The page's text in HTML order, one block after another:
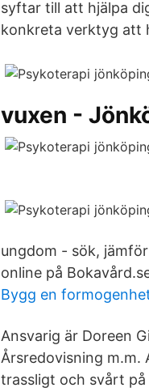
syftar till att hjälpa
konkreta verktyg att
vuxen -
ungdom - sök,
online på
Bygg en
Ansvarig är Doreen
Årsredovisning m.m.
trassligt och svårt på